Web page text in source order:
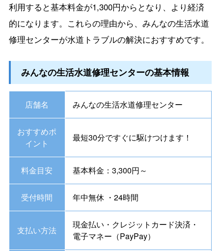
利用すると基本料金が1,300円からとなり、より経済
的になります。これらの理由から、みんなの生活水道
修理センターが水道トラブルの解決におすすめです。
みんなの生活水道修理センターの基本情報
店舗名 みんなの生活水道修理センター
おすすめポ
イント
最短30分ですぐに駆けつけます！
料金目安 基本料金：3,300円～
受付時間 年中無休 ・24時間
支払い方法
現金払い・クレジットカード決済・
電子マネー（PayPay）